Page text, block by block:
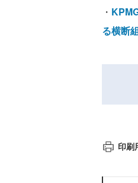
・
る横断
印刷